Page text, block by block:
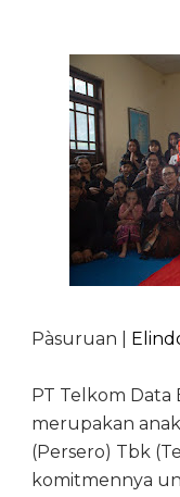
Pàsuruan |
PT Telkom Data
merupakan
(Persero) Tbk
komitmennya